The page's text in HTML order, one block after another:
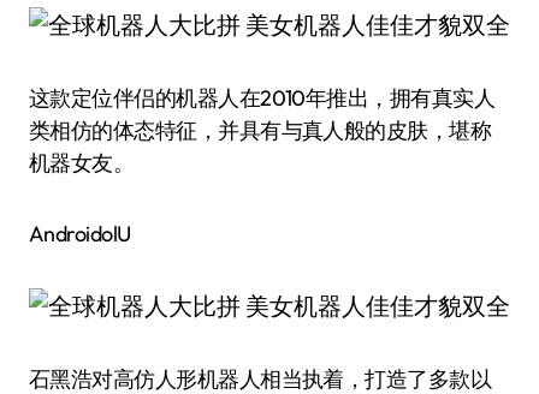
这款定位伴侣的机器人在2010年推出，拥有真实人
类相仿的体态特征，并具有与真人般的皮肤，堪称
机器女友。
AndroidolU
石黑浩对高仿人形机器人相当执着，打造了多款以